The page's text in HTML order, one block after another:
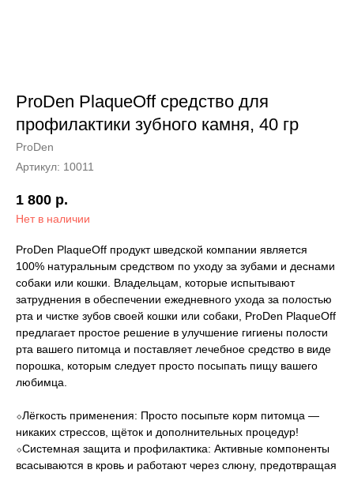
ProDen PlaqueOff средство для
профилактики зубного камня, 40 гр
ProDen
Артикул: 10011
1 800 р.
Нет в наличии
ProDen PlaqueOff продукт шведской компании является
100% натуральным средством по уходу за зубами и деснами
собаки или кошки. Владельцам, которые испытывают
затруднения в обеспечении ежедневного ухода за полостью
рта и чистке зубов своей кошки или собаки, ProDen PlaqueOff
предлагает простое решение в улучшение гигиены полости
рта вашего питомца и поставляет лечебное средство в виде
порошка, которым следует просто посыпать пищу вашего
любимца.
⬦Лёгкость применения: Просто посыпьте корм питомца —
никаких стрессов, щёток и дополнительных процедур!
⬦Системная защита и профилактика: Активные компоненты
всасываются в кровь и работают через слюну, предотвращая